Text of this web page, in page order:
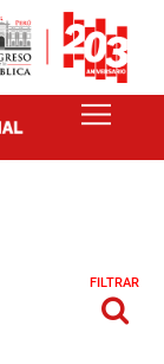
FILTRAR